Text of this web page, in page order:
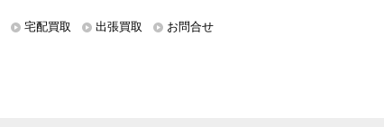
宅配買取 出張買取 お問合せ